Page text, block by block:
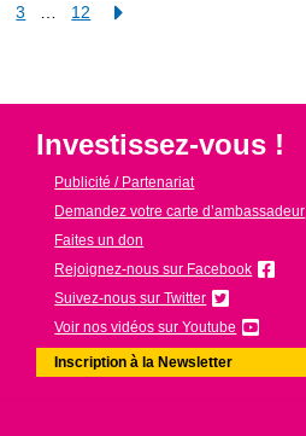
3 12
Investissez-vous !
Publicité / Partenariat
Demandez votre carte d’ambassadeur
Faites un don
Rejoignez-nous sur Facebook
Suivez-nous sur Twitter
Voir nos vidéos sur Youtube
Inscription à la Newsletter